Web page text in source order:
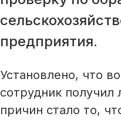
предприятия.
Установлено, что
сотрудник
причин стало то,